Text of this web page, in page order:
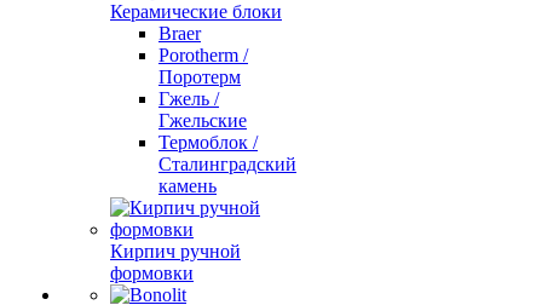
Керамические блоки
Braer
Porotherm /
Поротерм
Гжель /
Гжельские
Термоблок /
Сталинградский
камень
Кирпич ручной
формовки